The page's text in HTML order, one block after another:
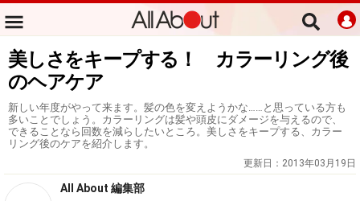
美しさをキープする！ カラーリング後
のヘアケア
新しい年度がやって来ます。髪の色を変えようかな……と思っている方も
多いことでしょう。カラーリングは髪や頭皮にダメージを与えるので、
できることなら回数を減らしたいところ。美しさをキープする、カラー
リング後のケアを紹介します。
更新日： 2013年03月19日
All About 編集部